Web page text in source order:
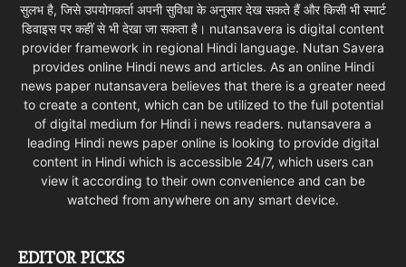
सुलभ है, जिसे उपयोगकर्ता अपनी सुविधा के अनुसार देख सकते हैं और किसी भी स्मार्ट
डिवाइस पर कहीं से भी देखा जा सकता है। nutansavera is digital content
provider framework in regional Hindi language. Nutan Savera
provides online Hindi news and articles. As an online Hindi
news paper nutansavera believes that there is a greater need
to create a content, which can be utilized to the full potential
of digital medium for Hindi i news readers. nutansavera a
leading Hindi news paper online is looking to provide digital
content in Hindi which is accessible 24/7, which users can
view it according to their own convenience and can be
watched from anywhere on any smart device.
EDITOR PICKS